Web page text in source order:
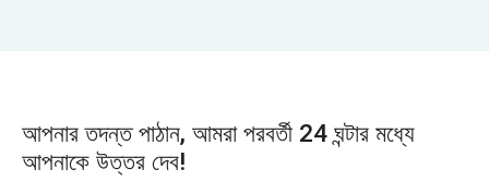
আপনার তদন্ত পাঠান, আমরা পরবর্তী 24 ঘন্টার মধ্যে
আপনাকে উত্তর দেব!